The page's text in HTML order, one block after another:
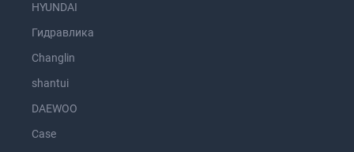
HYUNDAI
Гидравлика
Changlin
shantui
DAEWOO
Case